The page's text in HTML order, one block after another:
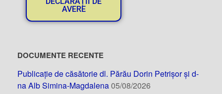
AVERE
DOCUMENTE RECENTE
Publicație de căsătorie dl. Părău Dorin Petrișor și d-
na Alb Simina-Magdalena05/08/2026